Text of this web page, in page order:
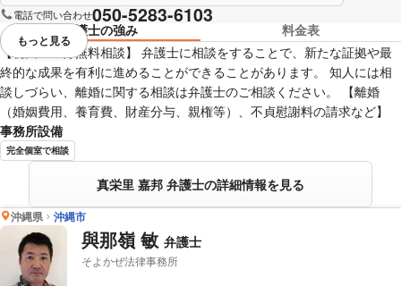
電話で問い合わせ050-5283-6103
弁護士の強み
料金表
【初回３０分無料相談】 弁護士に相談をすることで、新たな証拠や最
終的な成果を有利に進めることができることがあります。 知人には相
談しづらい、離婚に関する相談は弁護士のご相談ください。 【離婚
（婚姻費用、養育費、財産分与、親権等）、不貞慰謝料の請求など】
事務所設備
完全個室で相談
真栄里 嘉邦 弁護士の詳細情報を見る
視覚的に省略されている要素を
もっと見る
沖縄県 沖縄市
與那嶺 敏 弁護士
そよかぜ法律事務所